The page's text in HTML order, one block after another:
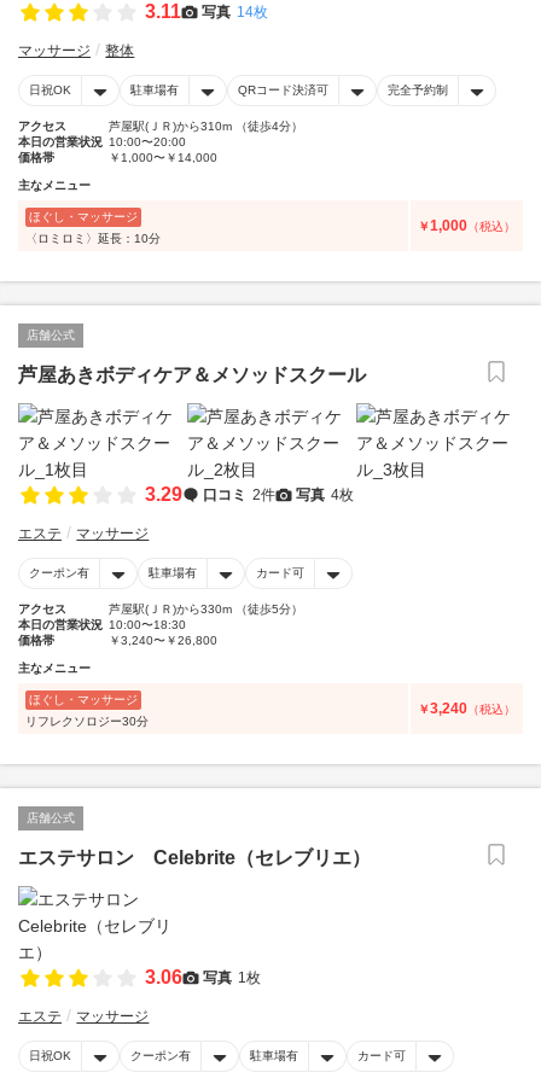
3.11 写真 14枚
マッサージ 整体
日祝OK 駐車場有 QRコード決済可 完全予約制
アクセス
芦屋駅(ＪＲ)から310m （徒歩4分）
本日の営業状況 10:00〜20:00
価格帯
￥1,000〜￥14,000
主なメニュー
ほぐし・マッサージ
〈ロミロミ〉延長：10分
￥1,000 （税込）
店舗公式
芦屋あきボディケア＆メソッドスクール
3.29 口コミ 2件 写真 4枚
エステ マッサージ
クーポン有 駐車場有 カード可
アクセス
芦屋駅(ＪＲ)から330m （徒歩5分）
本日の営業状況 10:00〜18:30
価格帯
￥3,240〜￥26,800
主なメニュー
ほぐし・マッサージ
リフレクソロジー30分
￥3,240 （税込）
店舗公式
エステサロン Celebrite（セレブリエ）
3.06 写真 1枚
エステ マッサージ
日祝OK クーポン有 駐車場有 カード可